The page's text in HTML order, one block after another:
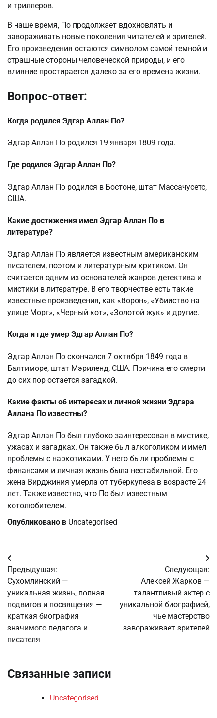
и триллеров.
В наше время, По продолжает вдохновлять и
завораживать новые поколения читателей и зрителей.
Его произведения остаются символом самой темной и
страшные стороны человеческой природы, и его
влияние простирается далеко за его времена жизни.
Вопрос-ответ:
Когда родился Эдгар Аллан По?
Эдгар Аллан По родился 19 января 1809 года.
Где родился Эдгар Аллан По?
Эдгар Аллан По родился в Бостоне, штат Массачусетс,
США.
Какие достижения имел Эдгар Аллан По в
литературе?
Эдгар Аллан По является известным американским
писателем, поэтом и литературным критиком. Он
считается одним из основателей жанров детектива и
мистики в литературе. В его творчестве есть такие
известные произведения, как «Ворон», «Убийство на
улице Морг», «Черный кот», «Золотой жук» и другие.
Когда и где умер Эдгар Аллан По?
Эдгар Аллан По скончался 7 октября 1849 года в
Балтиморе, штат Мэриленд, США. Причина его смерти
до сих пор остается загадкой.
Какие факты об интересах и личной жизни Эдгара
Аллана По известны?
Эдгар Аллан По был глубоко заинтересован в мистике,
ужасах и загадках. Он также был алкоголиком и имел
проблемы с наркотиками. У него были проблемы с
финансами и личная жизнь была нестабильной. Его
жена Вирджиния умерла от туберкулеза в возрасте 24
лет. Также известно, что По был известным
котолюбителем.
Опубликовано в Uncategorised
Навигация
по
записям
Предыдущая:
Сухомлинский —
уникальная жизнь, полная
подвигов и посвящения —
краткая биография
значимого педагога и
писателя
Следующая:
Алексей Жарков —
талантливый актер с
уникальной биографией,
чье мастерство
завораживает зрителей
Связанные записи
Uncategorised